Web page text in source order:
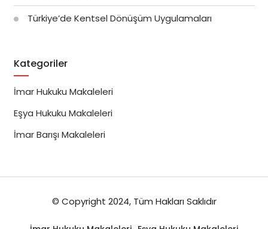
Türkiye’de Kentsel Dönüşüm Uygulamaları
Kategoriler
İmar Hukuku Makaleleri
Eşya Hukuku Makaleleri
İmar Barışı Makaleleri
© Copyright 2024, Tüm Hakları Saklıdır